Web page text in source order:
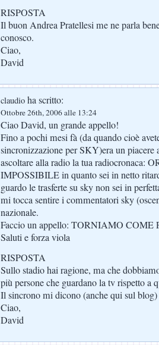
RISPOSTA
Il buon Andrea Pratellesi me ne parla
conosco.
Ciao,
David
claudio ha scritto:
Ottobre 26th, 2006 alle 13:24
Ciao David, un grande appello!
Fino a pochi mesi fà (da quando cioè
sincronizzazione per SKY)era un piacere
ascoltare alla radio la tua radiocronaca:
IMPOSSIBILE in quanto sei in netto
guardo le trasferte su sky non sei in
mi tocca sentire i commentatori sky
nazionale.
Faccio un appello: TORNIAMO
Saluti e forza viola
RISPOSTA
Sullo stadio hai ragione, ma che
più persone che guardano la tv rispetto a
Il sincrono mi dicono (anche qui sul
Ciao,
David